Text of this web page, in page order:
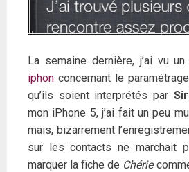
La semaine dernière, j’ai vu
iphon concernant le
qu’ils soient interprétés par
mon iPhone 5, j’ai fait un peu
mais, bizarrement
sur les contacts ne marchait
marquer la fiche de Chérie